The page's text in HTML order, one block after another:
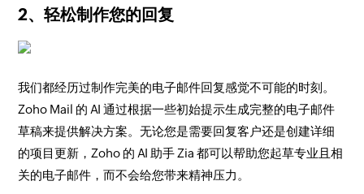
2、轻松制作您的回复
我们都经历过制作完美的电子邮件回复感觉不可能的时刻。
Zoho Mail 的 AI 通过根据一些初始提示生成完整的电子邮件
草稿来提供解决方案。无论您是需要回复客户还是创建详细
的项目更新，Zoho 的 AI 助手 Zia 都可以帮助您起草专业且相
关的电子邮件，而不会给您带来精神压力。